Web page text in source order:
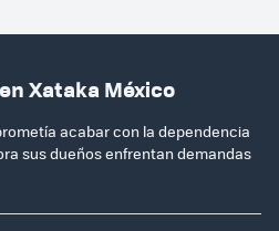
Xataka México
acabar con la dependencia
sus dueños enfrentan demandas